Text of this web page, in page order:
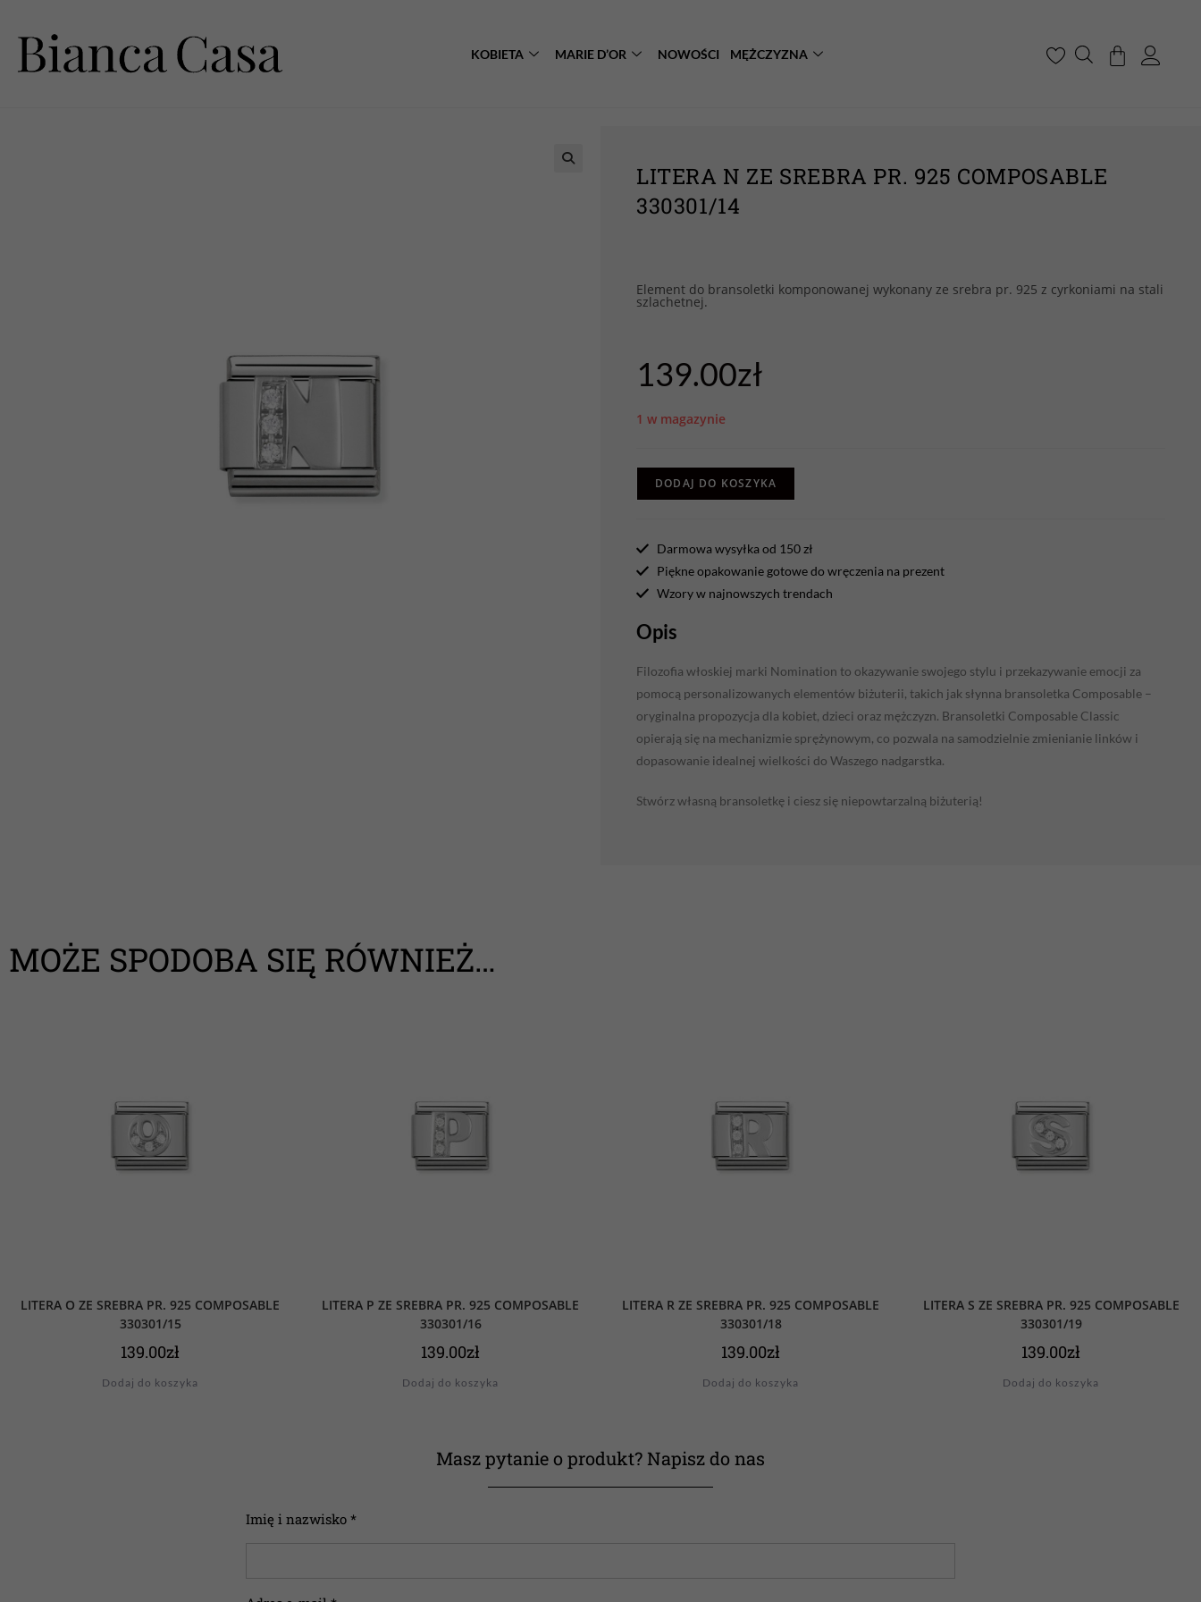
KOBIETA MARIE D’OR NOWOŚCI MĘŻCZYZNA
LITERA N ZE SREBRA PR. 925 COMPOSABLE
330301/14
Element do bransoletki komponowanej wykonany ze srebra pr. 925 z cyrkoniami na stali
szlachetnej.
139.00zł
1 w magazynie
DODAJ DO KOSZYKA
Darmowa wysyłka od 150 zł
Piękne opakowanie gotowe do wręczenia na prezent
Wzory w najnowszych trendach
Opis
Filozofia włoskiej marki Nomination to okazywanie swojego stylu i przekazywanie emocji za
pomocą personalizowanych elementów biżuterii, takich jak słynna bransoletka Composable –
oryginalna propozycja dla kobiet, dzieci oraz mężczyzn. Bransoletki Composable Classic
opierają się na mechanizmie sprężynowym, co pozwala na samodzielnie zmienianie linków i
dopasowanie idealnej wielkości do Waszego nadgarstka.
Stwórz własną bransoletkę i ciesz się niepowtarzalną biżuterią!
MOŻE SPODOBA SIĘ RÓWNIEŻ…
LITERA O ZE SREBRA PR. 925 COMPOSABLE
330301/15
139.00zł
Dodaj do koszyka
LITERA P ZE SREBRA PR. 925 COMPOSABLE
330301/16
139.00zł
Dodaj do koszyka
LITERA R ZE SREBRA PR. 925 COMPOSABLE
330301/18
139.00zł
Dodaj do koszyka
LITERA S ZE SREBRA PR. 925 COMPOSABLE
330301/19
139.00zł
Dodaj do koszyka
Masz pytanie o produkt? Napisz do nas
Imię i nazwisko *